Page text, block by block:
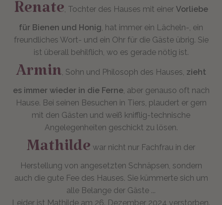
Renate , Tochter des Hauses mit einer Vorliebe
für Bienen und Honig , hat immer ein Lächeln-, ein
freundliches Wort- und ein Ohr für die Gäste übrig. Sie
ist überall behilflich, wo es gerade nötig ist.
Armin , Sohn und Philosoph des Hauses, zieht
es immer wieder in die Ferne, aber genauso oft nach
Hause. Bei seinen Besuchen in Tiers, plaudert er gern
mit den Gästen und weiß knifflig-technische
Angelegenheiten geschickt zu lösen.
Mathilde war nicht nur Fachfrau in der
Herstellung von angesetzten Schnäpsen, sondern
auch die gute Fee des Hauses. Sie kümmerte sich um
alle Belange der Gäste ...
Leider ist Mathilde am 26. Dezember 2024 verstorben.